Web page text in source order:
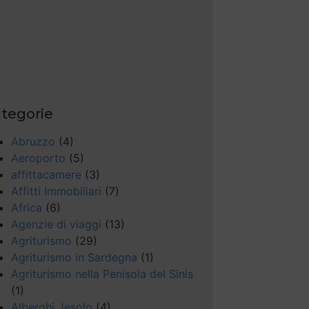
Abruzzo (4)
Aeroporto (5)
affittacamere (3)
Affitti Immobiliari (7)
Africa (6)
Agenzie di viaggi (13)
Agriturismo (29)
Agriturismo in Sardegna (1)
Agriturismo nella Penisola del Sinis
(1)